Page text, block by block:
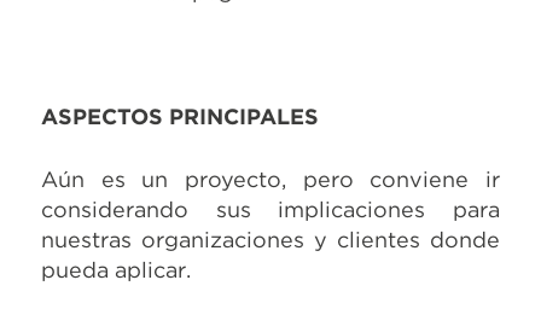
ASPECTOS PRINCIPALES
Aún es un proyecto, pero conviene ir
considerando sus implicaciones para
nuestras organizaciones y clientes donde
pueda aplicar.